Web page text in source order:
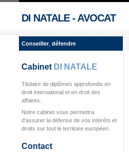
DI NATALE - AVOCAT
Conseiller, défendre
Cabinet DI NATALE
Titulaire de diplômes approfondis en
droit international et en droit des
affaires.
Notre cabinet vous permettra
d'assurer la défense de vos intérêts et
droits sur tout le territoire européen.
Contact